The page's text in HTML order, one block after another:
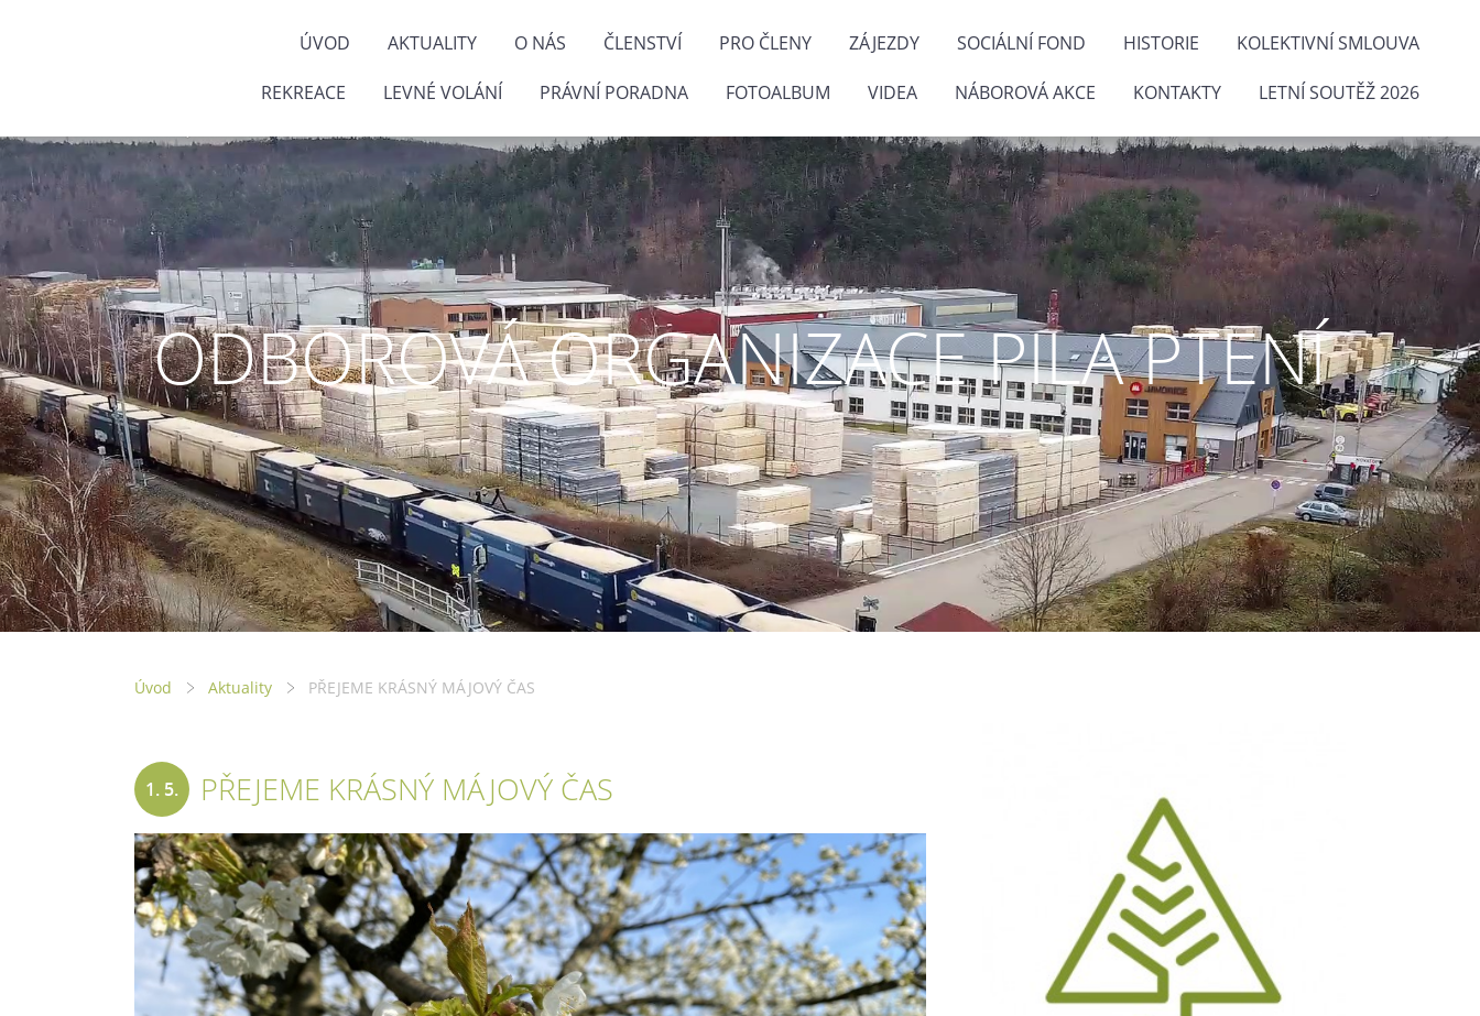
ÚVOD AKTUALITY O NÁS ČLENSTVÍ PRO ČLENY ZÁJEZDY SOCIÁLNÍ FOND HISTORIE KOLEKTIVNÍ SMLOUVA
REKREACE LEVNÉ VOLÁNÍ PRÁVNÍ PORADNA FOTOALBUM VIDEA NÁBOROVÁ AKCE KONTAKTY LETNÍ SOUTĚŽ 2026
ODBOROVÁ ORGANIZACE PILA PTENÍ
Úvod Aktuality PŘEJEME KRÁSNÝ MÁJOVÝ ČAS
1. 5.
2022
PŘEJEME KRÁSNÝ MÁJOVÝ ČAS